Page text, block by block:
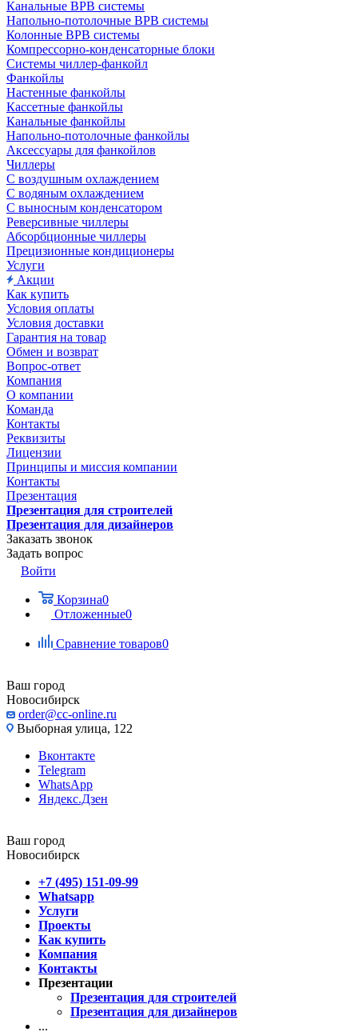
Канальные ВРВ системы
Напольно-потолочные ВРВ системы
Колонные ВРВ системы
Компрессорно-конденсаторные блоки
Системы чиллер-фанкойл
Фанкойлы
Настенные фанкойлы
Кассетные фанкойлы
Канальные фанкойлы
Напольно-потолочные фанкойлы
Аксессуары для фанкойлов
Чиллеры
С воздушным охлаждением
С водяным охлаждением
С выносным конденсатором
Реверсивные чиллеры
Абсорбционные чиллеры
Прецизионные кондиционеры
Услуги
Акции
Как купить
Условия оплаты
Условия доставки
Гарантия на товар
Обмен и возврат
Вопрос-ответ
Компания
О компании
Команда
Контакты
Реквизиты
Лицензии
Принципы и миссия компании
Контакты
Презентация
Презентация для строителей
Презентация для дизайнеров
Заказать звонок
Задать вопрос
Войти
Корзина0
Отложенные0
Сравнение товаров0
Ваш город
Новосибирск
order@cc-online.ru
Выборная улица, 122
Вконтакте
Telegram
WhatsApp
Яндекс.Дзен
Ваш город
Новосибирск
+7 (495) 151-09-99
Whatsapp
Услуги
Проекты
Как купить
Компания
Контакты
Презентации
Презентация для строителей
Презентация для дизайнеров
...